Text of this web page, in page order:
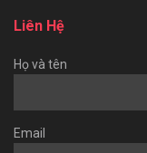
Liên Hệ
Họ và tên
Email